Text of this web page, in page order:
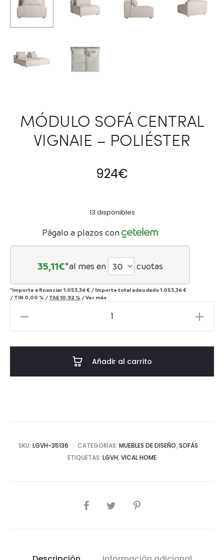
MÓDULO SOFÁ CENTRAL
VIGNAIE – POLIÉSTER
924€
13 disponibles
Págalo a plazos con
35,11€*al mes en cuotas
*Importe a financiar1.053,36 € / Importe total adeudado1.053,36 €
/ TIN 0,00 % / TAE10,92 % /Ver más
Añadir al carrito
SKU: LGVH-35136 CATEGORÍAS: MUEBLES DE DISEÑO, SOFÁS
ETIQUETAS: LGVH, VICAL HOME
COMPARTIR